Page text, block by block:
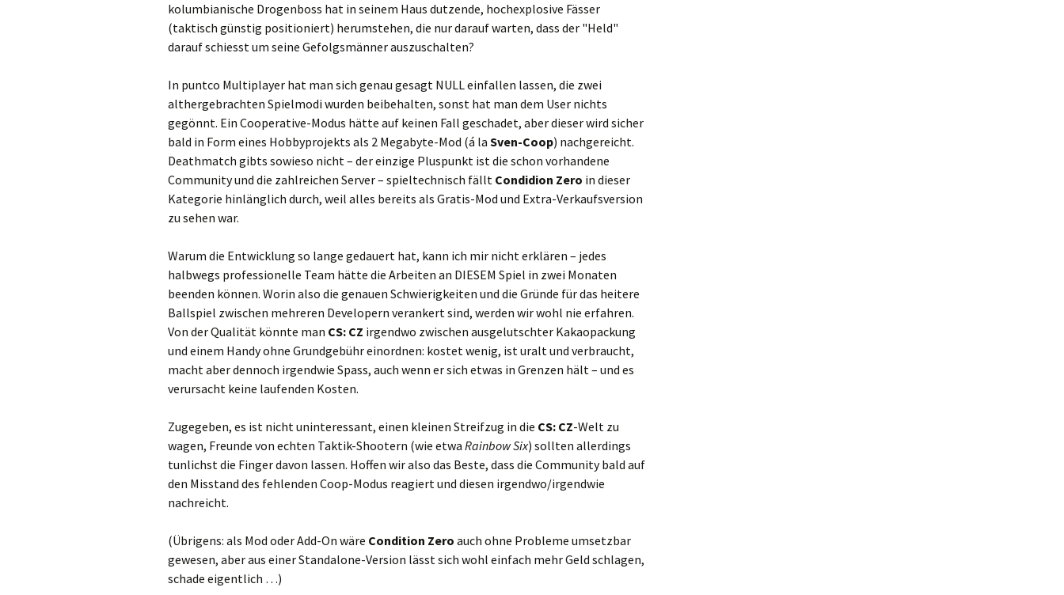
kolumbianische Drogenboss hat in seinem Haus dutzende, hochexplosive Fässer
(taktisch günstig positioniert) herumstehen, die nur darauf warten, dass der "Held"
darauf schiesst um seine Gefolgsmänner auszuschalten?
In puntco Multiplayer hat man sich genau gesagt NULL einfallen lassen, die zwei
althergebrachten Spielmodi wurden beibehalten, sonst hat man dem User nichts
gegönnt. Ein Cooperative-Modus hätte auf keinen Fall geschadet, aber dieser wird sicher
bald in Form eines Hobbyprojekts als 2 Megabyte-Mod (á la Sven-Coop) nachgereicht.
Deathmatch gibts sowieso nicht – der einzige Pluspunkt ist die schon vorhandene
Community und die zahlreichen Server – spieltechnisch fällt Condidion Zero in dieser
Kategorie hinlänglich durch, weil alles bereits als Gratis-Mod und Extra-Verkaufsversion
zu sehen war.
Warum die Entwicklung so lange gedauert hat, kann ich mir nicht erklären – jedes
halbwegs professionelle Team hätte die Arbeiten an DIESEM Spiel in zwei Monaten
beenden können. Worin also die genauen Schwierigkeiten und die Gründe für das heitere
Ballspiel zwischen mehreren Developern verankert sind, werden wir wohl nie erfahren.
Von der Qualität könnte man CS: CZ irgendwo zwischen ausgelutschter Kakaopackung
und einem Handy ohne Grundgebühr einordnen: kostet wenig, ist uralt und verbraucht,
macht aber dennoch irgendwie Spass, auch wenn er sich etwas in Grenzen hält – und es
verursacht keine laufenden Kosten.
Zugegeben, es ist nicht uninteressant, einen kleinen Streifzug in die CS: CZ-Welt zu
wagen, Freunde von echten Taktik-Shootern (wie etwa Rainbow Six) sollten allerdings
tunlichst die Finger davon lassen. Hoffen wir also das Beste, dass die Community bald auf
den Misstand des fehlenden Coop-Modus reagiert und diesen irgendwo/irgendwie
nachreicht.
(Übrigens: als Mod oder Add-On wäre Condition Zero auch ohne Probleme umsetzbar
gewesen, aber aus einer Standalone-Version lässt sich wohl einfach mehr Geld schlagen,
schade eigentlich …)